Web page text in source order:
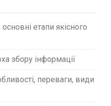
етапи якісного
збору інформації
переваги, види